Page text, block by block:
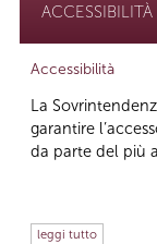
ACCESSIBILITÀ
Accessibilità
La
garantire
da parte del più
leggi tutto